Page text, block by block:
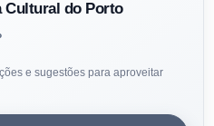
Cultural do Porto
e sugestões para aproveitar